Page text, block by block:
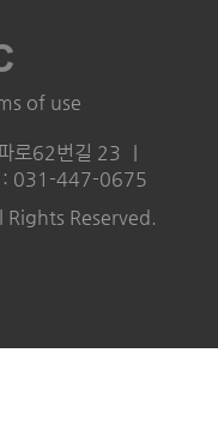
of use
로62번길 23
: 031-447-0675
Reserved.